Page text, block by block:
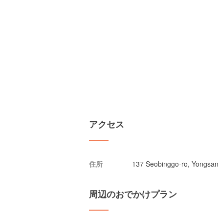
アクセス
住所 137 Seobinggo-ro,
周辺のおでかけプラン